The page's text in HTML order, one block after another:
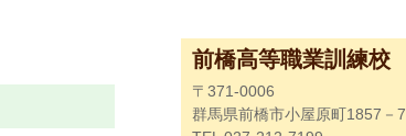
前橋高等職業訓練校
〒371-0006
群馬県前橋市小屋原町1857－7